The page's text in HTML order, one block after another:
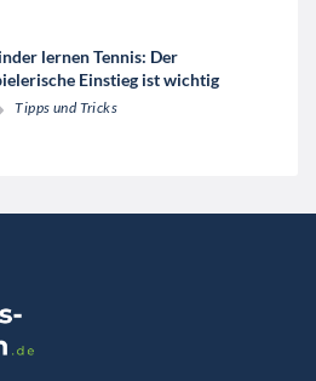
lernen Tennis: Der
Einstieg ist wichtig
Tipps und Tricks